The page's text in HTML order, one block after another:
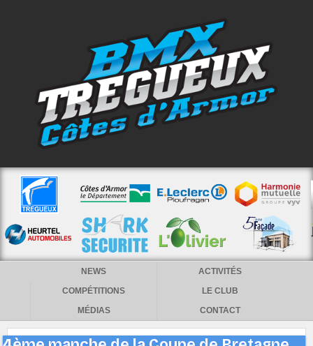
NEWS
ACTIVITÉS
COMPÉTITIONS
LE CLUB
MÉDIAS
CONTACT